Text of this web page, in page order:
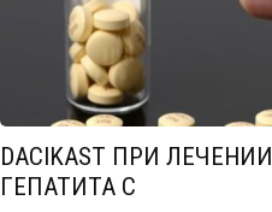
DACIKAST ПРИ ЛЕЧЕНИИ
ГЕПАТИТА С